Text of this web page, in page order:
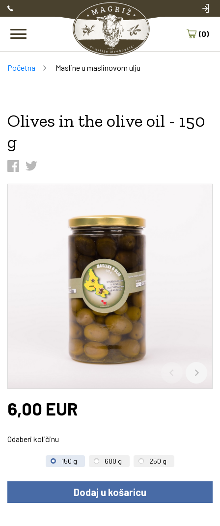
(0)
Početna Masline u maslinovom ulju
Olives in the olive oil - 150
g
6,00 EUR
Odaberi količinu
150 g 600 g 250 g